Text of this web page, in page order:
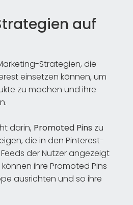
auf
Strategien, die
einsetzen können, um
zu machen und ihre
darin, Promoted Pins zu
die in den Pinterest-
der Nutzer angezeigt
ihre Promoted Pins
ausrichten und so ihre